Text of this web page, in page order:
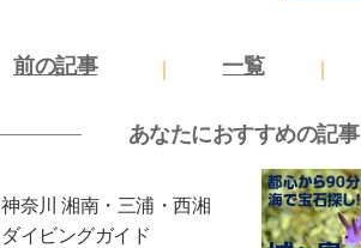
前の記事 一覧
あなたにおすすめの記事
神奈川 湘南・三浦・西湘
ダイビングガイド